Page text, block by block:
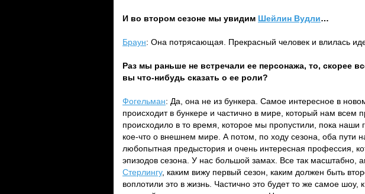
И во втором сезоне мы увидим Шейлин Вудли…
Браун: Она потрясающая. Прекрасный человек и влилась
Раз мы раньше не встречали ее персонажа, то, скорее
вы что-нибудь сказать о ее роли?
Фогельман: Да, она не из бункера. Самое интересное в
происходит в бункере и частично в мире, который нам всем
происходило в то время, которое мы пропустили, пока
кое-что о внешнем мире. А потом, по ходу сезона, оба пути
любопытная предыстория и очень интересная профессия,
эпизодов сезона. У нас большой замах. Все так масштабно,
Стерлингу, каким вижу первый сезон, каким должен быть
воплотили это в жизнь. Частично это будет то же самое шоу,